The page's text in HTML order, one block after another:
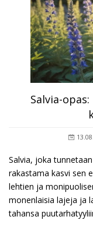
Salvia-
Salvia, joka
rakastama kasvi sen
lehtien ja
monenlaisia lajeja ja
tahansa